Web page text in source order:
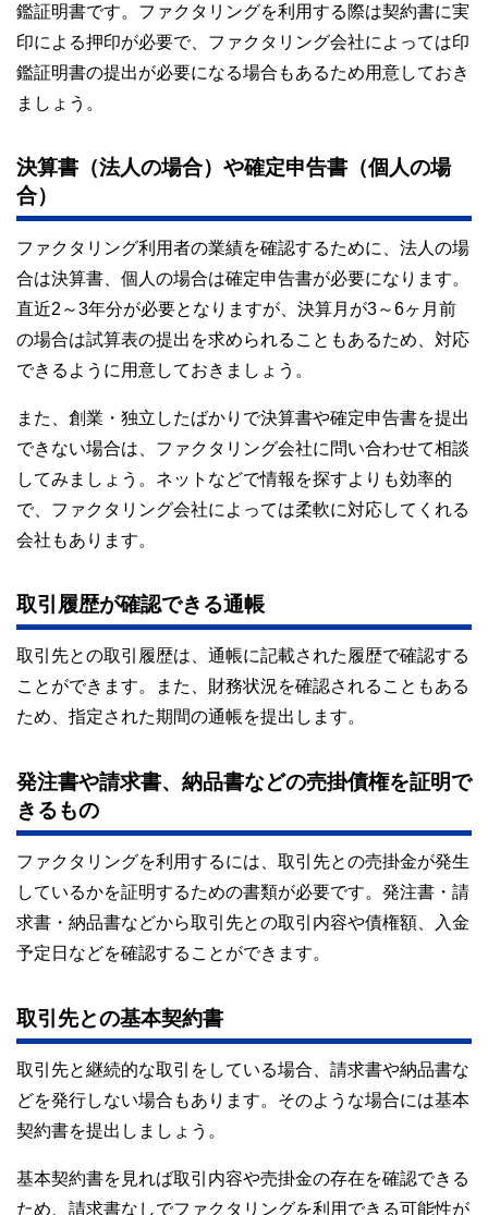
鑑証明書です。ファクタリングを利用する際は契約書に実
印による押印が必要で、ファクタリング会社によっては印
鑑証明書の提出が必要になる場合もあるため用意しておき
ましょう。
決算書（法人の場合）や確定申告書（個人の場
合）
ファクタリング利用者の業績を確認するために、法人の場
合は決算書、個人の場合は確定申告書が必要になります。
直近2～3年分が必要となりますが、決算月が3～6ヶ月前
の場合は試算表の提出を求められることもあるため、対応
できるように用意しておきましょう。
また、創業・独立したばかりで決算書や確定申告書を提出
できない場合は、ファクタリング会社に問い合わせて相談
してみましょう。ネットなどで情報を探すよりも効率的
で、ファクタリング会社によっては柔軟に対応してくれる
会社もあります。
取引履歴が確認できる通帳
取引先との取引履歴は、通帳に記載された履歴で確認する
ことができます。また、財務状況を確認されることもある
ため、指定された期間の通帳を提出します。
発注書や請求書、納品書などの売掛債権を証明で
きるもの
ファクタリングを利用するには、取引先との売掛金が発生
しているかを証明するための書類が必要です。発注書・請
求書・納品書などから取引先との取引内容や債権額、入金
予定日などを確認することができます。
取引先との基本契約書
取引先と継続的な取引をしている場合、請求書や納品書な
どを発行しない場合もあります。そのような場合には基本
契約書を提出しましょう。
基本契約書を見れば取引内容や売掛金の存在を確認できる
ため、請求書なしでファクタリングを利用できる可能性が